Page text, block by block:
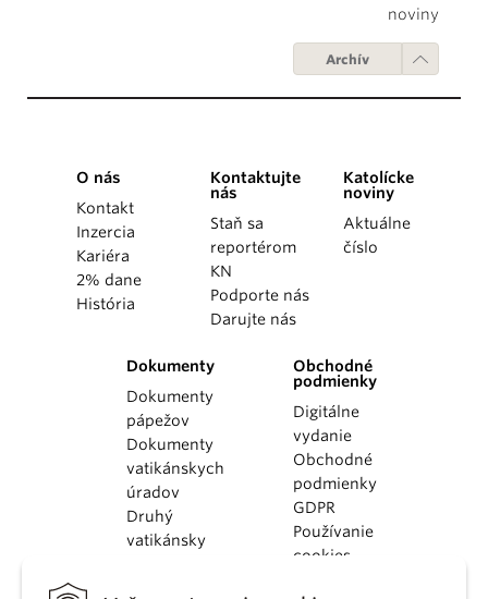
noviny
Archív
O nás
Kontakt
Inzercia
Kariéra
2% dane
História
Kontaktujte
nás
Staň sa
reportérom
KN
Podporte nás
Darujte nás
Katolícke
noviny
Aktuálne
číslo
Dokumenty
Dokumenty
pápežov
Dokumenty
vatikánskych
úradov
Druhý
vatikánsky
Obchodné
podmienky
Digitálne
vydanie
Obchodné
podmienky
GDPR
Používanie
cookies